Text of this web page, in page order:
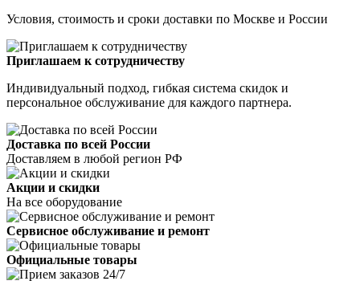
Условия, стоимость и сроки доставки по Москве и России
Приглашаем к сотрудничеству
Индивидуальный подход, гибкая система скидок и
персональное обслуживание для каждого партнера.
Доставка по всей России
Доставляем в любой регион РФ
Акции и скидки
На все оборудование
Сервисное обслуживание и ремонт
Официальные товары